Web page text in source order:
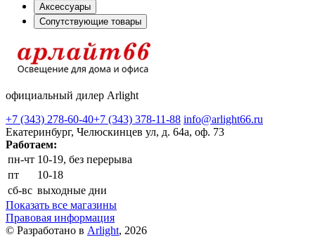
Аксессуары
Сопутствующие товары
официальный дилер Arlight
+7 (343) 278-60-40+7 (343) 378-11-88 info@arlight66.ru
Екатеринбург, Челюскинцев ул, д. 64а, оф. 73
Работаем:
пн-чт 10-19, без перерыва
пт
10-18
сб-вс выходные дни
Показать все магазины
Правовая информация
© Разработано в Arlight, 2026